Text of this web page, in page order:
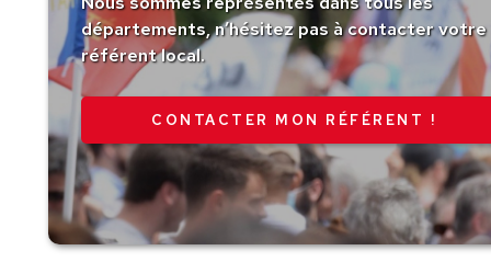
départements, n’hésitez pas à contacter votre
référent local.
CONTACTER MON RÉFÉRENT !